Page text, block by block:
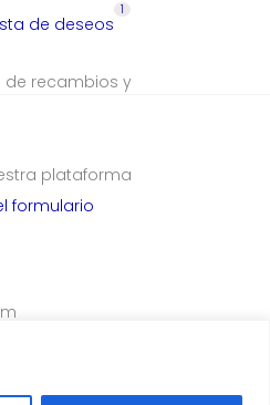
de deseos
1
de recambios y
plataforma
formulario